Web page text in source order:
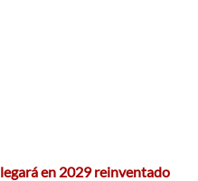
en 2029 reinventado